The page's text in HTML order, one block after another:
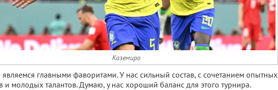
Каземиро
главными фаворитами. У нас сильный состав, с сочетанием опытных
и молодых талантов. Думаю, у нас хороший баланс для этого турнира.